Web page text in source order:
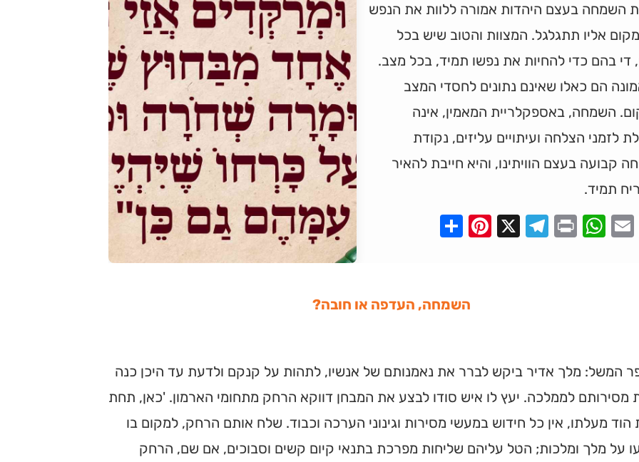
השמחה בעצם היהדות אמורה ללוות את הנפש
אליו תתגלגל. המצוות והטוב שיש בכל
די בהם כדי להחיות את נפשו תמיד, בכל מצב.
הם כאלו שאינם נתונים לחסדי המצב
השמחה, באספקלריית המאמין, אינה
לזמני הצלחה ועיתויים עליזים, נקודת
קבועה בעצם הוויתינו, והיא חייבת להאיר
תמיד.
Facebook
Email
WhatsApp
Print
Telegram
X
Pinterest
השמחה, העדפה או חובה?
המשל: מלך אדיר ביקש לברר את נאמנותם של אנשיו, לתהות על קנקם ולדעת עד היכן כנה
מסירותם לממלכה. יעץ לו איש סודו לבצע את המבחן דווקא הרחק מתחומי הארמון. 'כאן, תחת
מעלתו, אין כל חידוש במעשי מסירות וגינוני הערכה וכבוד. שלח אותם הרחק, למקום בו
על מלך ומלכות; הטל עליהם שליחות מפרכת בתנאי קיום קשים וסבוכים, אם שם, הרחק